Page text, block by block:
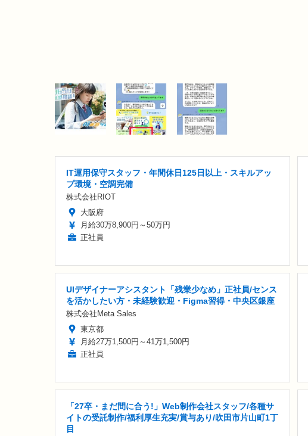
IT運用保守スタッフ・年間休日125日以上・スキルアッ
プ環境・空調完備
株式会社RIOT
大阪府
月給30万8,900円～50万円
正社員
UIデザイナーアシスタント「残業少なめ」正社員/センス
を活かしたい方・未経験歓迎・Figma習得・中央区銀座
株式会社Meta Sales
東京都
月給27万1,500円～41万1,500円
正社員
「27卒・まだ間に合う!」Web制作会社スタッフ/各種サ
イトの受託制作/福利厚生充実/賞与あり/吹田市片山町1丁
目